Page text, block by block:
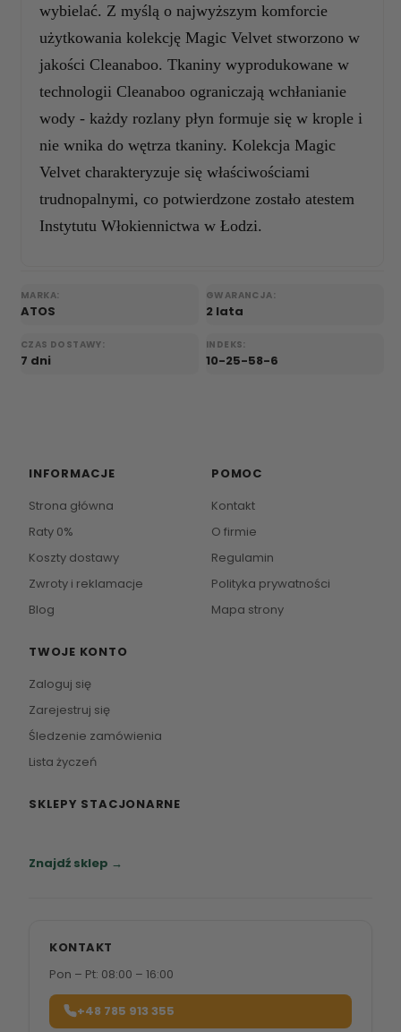
wybielać. Z myślą o najwyższym komforcie
użytkowania kolekcję Magic Velvet stworzono w
jakości Cleanaboo. Tkaniny wyprodukowane w
technologii Cleanaboo ograniczają wchłanianie
wody - każdy rozlany płyn formuje się w krople i
nie wnika do wętrza tkaniny. Kolekcja Magic
Velvet charakteryzuje się właściwościami
trudnopalnymi, co potwierdzone zostało atestem
Instytutu Włokiennictwa w Łodzi.
MARKA:
ATOS
GWARANCJA:
2 lata
CZAS DOSTAWY:
7 dni
INDEKS:
10-25-58-6
INFORMACJE
Strona główna
Raty 0%
Koszty dostawy
Zwroty i reklamacje
Blog
POMOC
Kontakt
O firmie
Regulamin
Polityka prywatności
Mapa strony
TWOJE KONTO
Zaloguj się
Zarejestruj się
Śledzenie zamówienia
Lista życzeń
SKLEPY STACJONARNE
Znajdź sklep →
KONTAKT
Pon – Pt: 08:00 – 16:00
+48 785 913 355